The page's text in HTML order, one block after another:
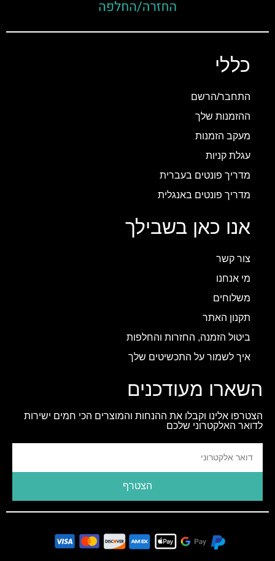
כללי
התחבר/הרשם
ההזמנות שלך
מעקב הזמנות
עגלת קניות
מדריך פונטים בעברית
מדריך פונטים באנגלית
אנו כאן בשבילך
צור קשר
מי אנחנו
משלוחים
תקנון האתר
ביטול הזמנה, החזרות והחלפות
איך לשמור על התכשיטים שלך
השארו מעודכנים
הצטרפו אלינו וקבלו את ההנחות והמוצרים הכי חמים ישירות
לדואר האלקטרוני שלכם
הצטרף